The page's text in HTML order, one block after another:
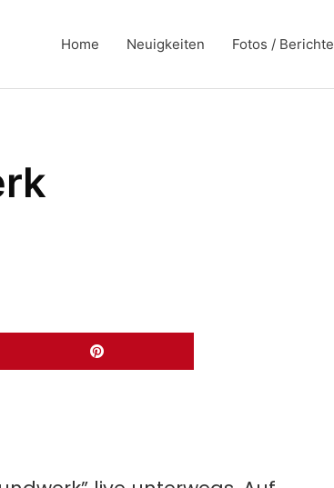
Home Neuigkeiten Fotos / Berichte